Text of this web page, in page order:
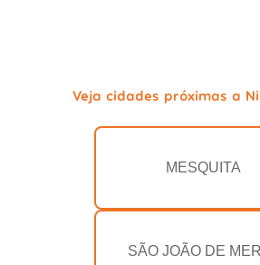
Veja cidades próximas a
MESQUITA
SÃO JOÃO DE